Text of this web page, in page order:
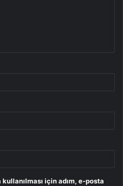
için adım, e-posta